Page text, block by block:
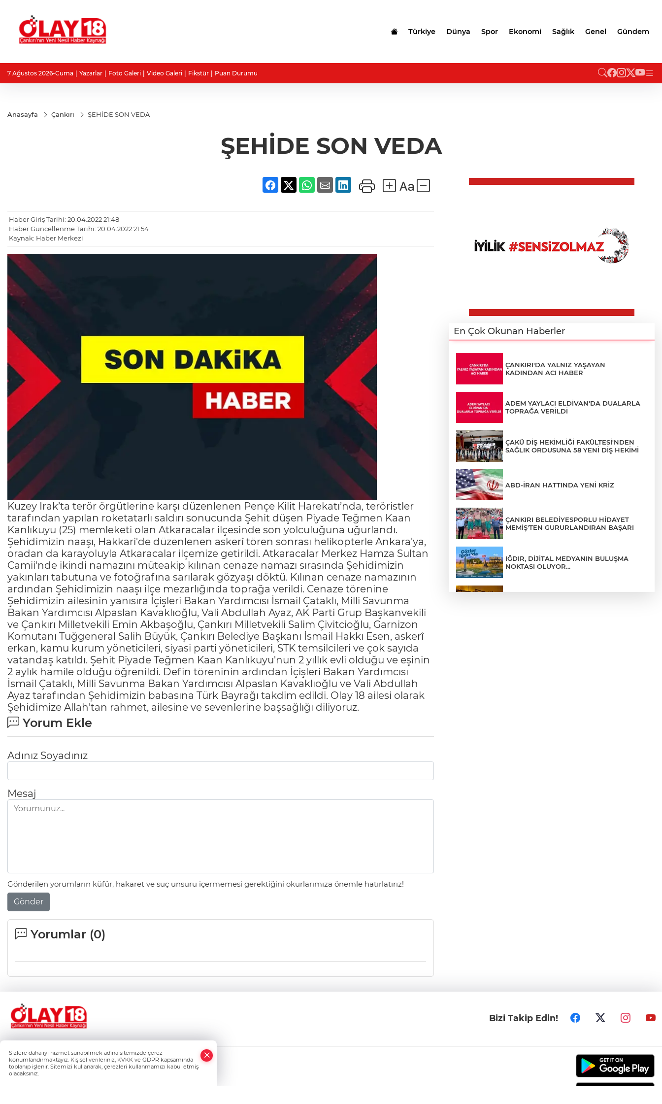
Türkiye Dünya Spor Ekonomi Sağlık Genel Gündem
7 Ağustos 2026-Cuma Yazarlar Foto Galeri Video Galeri Fikstür Puan Durumu
Anasayfa Çankırı ŞEHİDE SON VEDA
ŞEHİDE SON VEDA
Haber Giriş Tarihi: 20.04.2022 21:48
Haber Güncellenme Tarihi: 20.04.2022 21:54
Kaynak: Haber Merkezi
Kuzey Irak’ta terör örgütlerine karşı düzenlenen Pençe Kilit Harekatı’nda, teröristler
tarafından yapılan roketatarlı saldırı sonucunda Şehit düşen Piyade Teğmen Kaan
Kanlıkuyu (25) memleketi olan Atkaracalar ilçesinde son yolculuğuna uğurlandı.
Şehidimizin naaşı, Hakkari'de düzenlenen askerî tören sonrası helikopterle Ankara'ya,
oradan da karayoluyla Atkaracalar ilçemize getirildi. Atkaracalar Merkez Hamza Sultan
Camii'nde ikindi namazını müteakip kılınan cenaze namazı sırasında Şehidimizin
yakınları tabutuna ve fotoğrafına sarılarak gözyaşı döktü. Kılınan cenaze namazının
ardından Şehidimizin naaşı ilçe mezarlığında toprağa verildi. Cenaze törenine
Şehidimizin ailesinin yanısıra İçişleri Bakan Yardımcısı İsmail Çataklı, Milli Savunma
Bakan Yardımcısı Alpaslan Kavaklıoğlu, Vali Abdullah Ayaz, AK Parti Grup Başkanvekili
ve Çankırı Milletvekili Emin Akbaşoğlu, Çankırı Milletvekili Salim Çivitcioğlu, Garnizon
Komutanı Tuğgeneral Salih Büyük, Çankırı Belediye Başkanı İsmail Hakkı Esen, askerî
erkan, kamu kurum yöneticileri, siyasi parti yöneticileri, STK temsilcileri ve çok sayıda
vatandaş katıldı. Şehit Piyade Teğmen Kaan Kanlıkuyu'nun 2 yıllık evli olduğu ve eşinin
2 aylık hamile olduğu öğrenildi. Defin töreninin ardından İçişleri Bakan Yardımcısı
İsmail Çataklı, Milli Savunma Bakan Yardımcısı Alpaslan Kavaklıoğlu ve Vali Abdullah
Ayaz tarafından Şehidimizin babasına Türk Bayrağı takdim edildi. Olay 18 ailesi olarak
Şehidimize Allah'tan rahmet, ailesine ve sevenlerine başsağlığı diliyoruz.
Yorum Ekle
Adınız Soyadınız
Mesaj
Gönderilen yorumların küfür, hakaret ve suç unsuru içermemesi gerektiğini okurlarımıza önemle hatırlatırız!
Gönder
Yorumlar (0)
En Çok Okunan Haberler
ÇANKIRI'DA YALNIZ YAŞAYAN
KADINDAN ACI HABER
ADEM YAYLACI ELDİVAN'DA DUALARLA
TOPRAĞA VERİLDİ
ÇAKÜ DİŞ HEKİMLİĞİ FAKÜLTESİ'NDEN
SAĞLIK ORDUSUNA 58 YENİ DİŞ HEKİMİ
ABD-İRAN HATTINDA YENİ KRİZ
ÇANKIRI BELEDİYESPORLU HİDAYET
MEMİŞ'TEN GURURLANDIRAN BAŞARI
IĞDIR, DİJİTAL MEDYANIN BULUŞMA
NOKTASI OLUYOR...
Bizi Takip Edin!
Gizlilik Politikası
Çerez Politikası
Sizlere daha iyi hizmet sunabilmek adına sitemizde çerez
konumlandırmaktayız. Kişisel verileriniz, KVKK ve GDPR kapsamında
toplanıp işlenir. Sitemizi kullanarak, çerezleri kullanmamızı kabul etmiş
olacaksınız.